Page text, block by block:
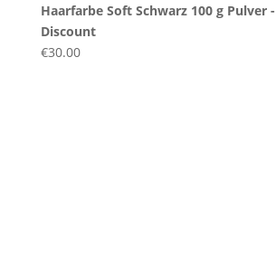
Haarfarbe Soft Schwarz 100 g Pulver
Discount
€30.00